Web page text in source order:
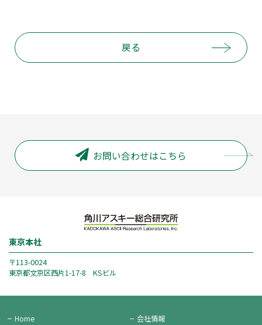
戻る
お問い合わせはこちら
東京本社
〒113-0024
東京都文京区西片1-17-8 KSビル
Home 会社情報